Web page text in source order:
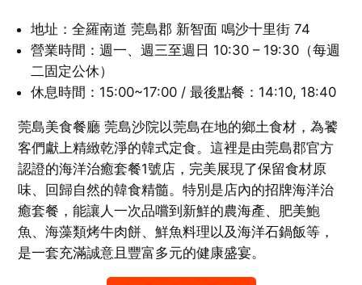
地址：全羅南道 莞島郡 新智面 鳴沙十里街 74
營業時間：週一、週三至週日 10:30 – 19:30（每週
二固定公休）
休息時間：15:00~17:00 / 最後點餐：14:10, 18:40
莞島美食餐廳 莞島沙院以莞島在地的鄉土食材，為饕
客們獻上精緻乾淨的韓式定食。這裡是由莞島郡官方
認證的海洋治癒套餐1號店，完美展現了保留食材原
味、回歸自然的韓食精髓。特別是店內的招牌海洋治
癒套餐，能讓人一次品嚐到新鮮的農海產、肥美鮑
魚、海藻類烤牛肉餅、鮮魚料理以及海洋石鍋飯等，
是一套充滿誠意且豐富多元的健康盛宴。